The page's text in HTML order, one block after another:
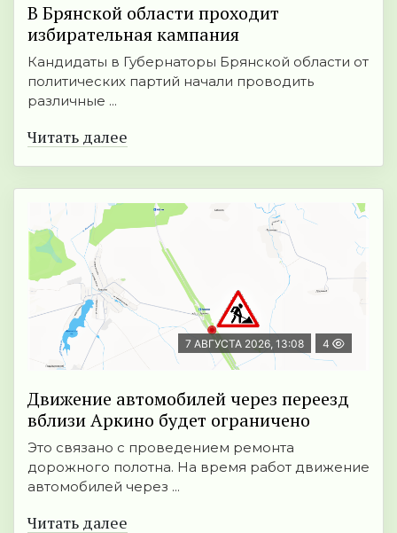
В Брянской области проходит
избирательная кампания
Кандидаты в Губернаторы Брянской области от
политических партий начали проводить
различные ...
Читать далее
7 АВГУСТА 2026, 13:08 4
Движение автомобилей через переезд
вблизи Аркино будет ограничено
Это связано с проведением ремонта
дорожного полотна. На время работ движение
автомобилей через ...
Читать далее